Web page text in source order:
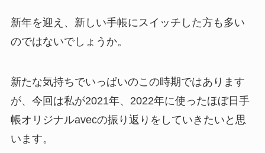
新年を迎え、新しい手帳にスイッチした方も多い
のではないでしょうか。
新たな気持ちでいっぱいのこの時期ではあります
が、今回は私が2021年、2022年に使ったほぼ日手
帳オリジナルavecの振り返りをしていきたいと思
います。